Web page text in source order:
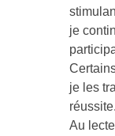
je
je les
réussite.
Au